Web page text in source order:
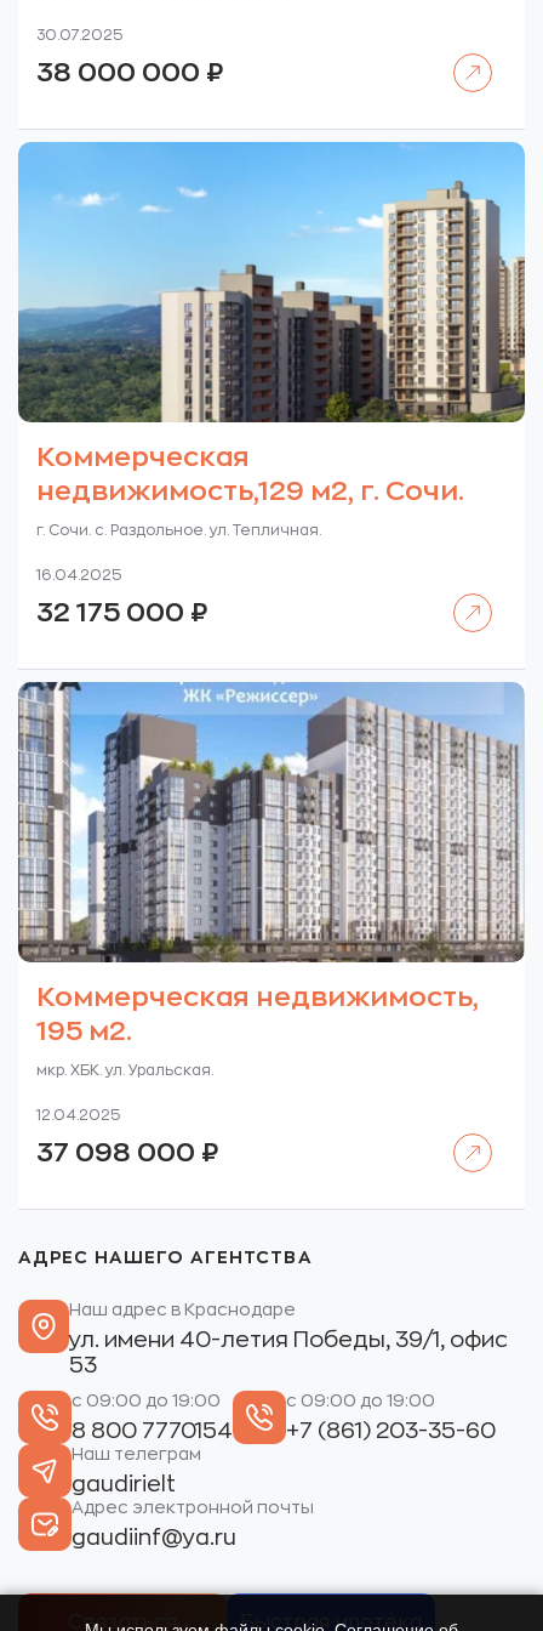
30.07.2025
38 000 000 ₽
Коммерческая
недвижимость,129 м2, г. Сочи.
г. Сочи. с. Раздольное. ул. Тепличная.
16.04.2025
32 175 000 ₽
Коммерческая недвижимость,
195 м2.
мкр. ХБК. ул. Уральская.
12.04.2025
37 098 000 ₽
АДРЕС НАШЕГО АГЕНТСТВА
Наш адрес в Краснодаре
ул. имени 40-летия Победы, 39/1, офис
53
с 09:00 до 19:00
8 800 7770154
с 09:00 до 19:00
+7 (861) 203-35-60
Наш телеграм
gaudirielt
Адрес электронной почты
gaudiinf@ya.ru
Связаться Быстрая ипотека